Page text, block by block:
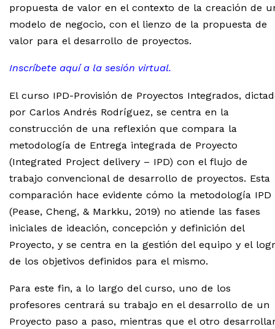
propuesta de valor en el contexto de la creación de
modelo de negocio, con el lienzo de la propuesta de
valor para el desarrollo de proyectos.
Inscríbete aquí a la sesión virtual.
El curso IPD-Provisión de Proyectos Integrados,
por Carlos Andrés Rodríguez, se centra en la
construcción de una reflexión que compara la
metodología de Entrega integrada de Proyecto
(Integrated Project delivery – IPD) con el flujo de
trabajo convencional de desarrollo de proyectos. Esta
comparación hace evidente cómo la metodología IPD
(Pease, Cheng, & Markku, 2019) no atiende las fases
iniciales de ideación, concepción y definición del
Proyecto, y se centra en la gestión del equipo y el
de los objetivos definidos para el mismo.
Para este fin, a lo largo del curso, uno de los
profesores centrará su trabajo en el desarrollo de un
Proyecto paso a paso, mientras que el otro